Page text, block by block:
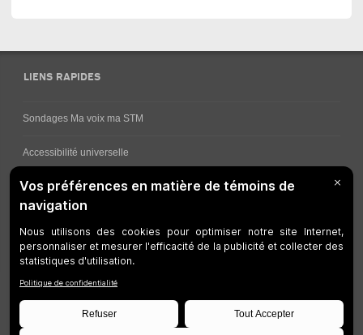
LIENS RAPIDES
Sondages Ma voix ma STM
Accessibilité universelle
Comment obtenir vos horaires de bus
Travaux en cours
Gestion des témoins
Accessibilité Web
Plan du site